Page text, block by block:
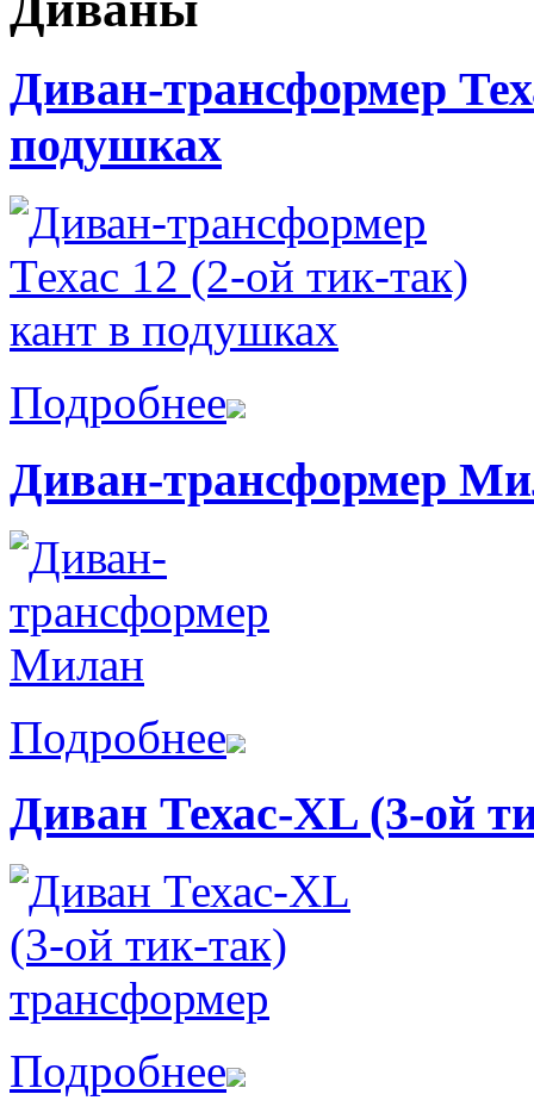
Диван-трансформер
подушках
Подробнее
Диван-трансформер
Подробнее
Диван Техас-XL (3-ой
Подробнее